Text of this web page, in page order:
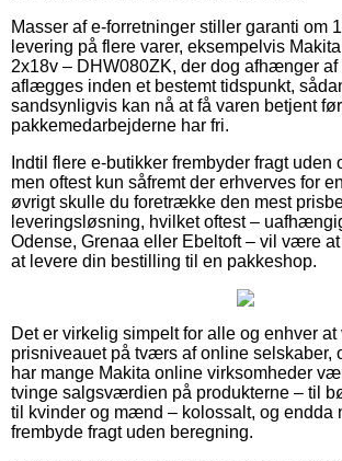
Masser af e-forretninger stiller garanti om
levering på flere varer, eksempelvis
2x18v – DHW080ZK, der dog afhænger af
aflægges inden et bestemt tidspunkt,
sandsynligvis kan nå at få varen betjent før
pakkemedarbejderne har fri.
Indtil flere e-butikker frembyder fragt uden
men oftest kun såfremt der erhverves for
øvrigt skulle du foretrække den mest
leveringsløsning, hvilket oftest –
Odense, Grenaa eller Ebeltoft – vil være at
at levere din bestilling til en pakkeshop.
Det er virkelig simpelt for alle og enhver at
prisniveauet på tværs af online selskaber,
har mange Makita online virksomheder
tvinge salgsværdien på produkterne – til
til kvinder og mænd – kolossalt, og endda
frembyde fragt uden beregning.